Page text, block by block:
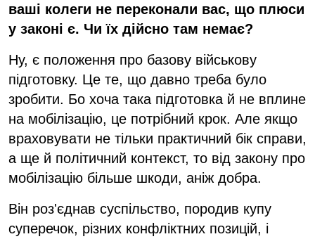
ваші колеги не переконали вас, що плюси
у законі є. Чи їх дійсно там немає?
Ну, є положення про базову військову
підготовку. Це те, що давно треба було
зробити. Бо хоча така підготовка й не вплине
на мобілізацію, це потрібний крок. Але якщо
враховувати не тільки практичний бік справи,
а ще й політичний контекст, то від закону про
мобілізацію більше шкоди, аніж добра.
Він роз'єднав суспільство, породив купу
суперечок, різних конфліктних позицій, і